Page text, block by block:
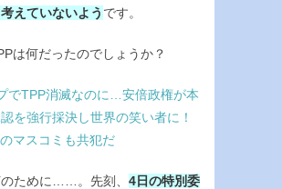
えていないよう です。
は何だったのでしょうか？
でTPP消滅なのに…安倍政権が本
を強行採決し世界の笑い者に！
マスコミも共犯だ
ために……。先刻、 4日の特別委